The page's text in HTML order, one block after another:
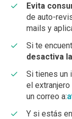
Evita
de auto-
mails y
Si te
desactiva
Si tienes un
el
un correo a:
Y si estás